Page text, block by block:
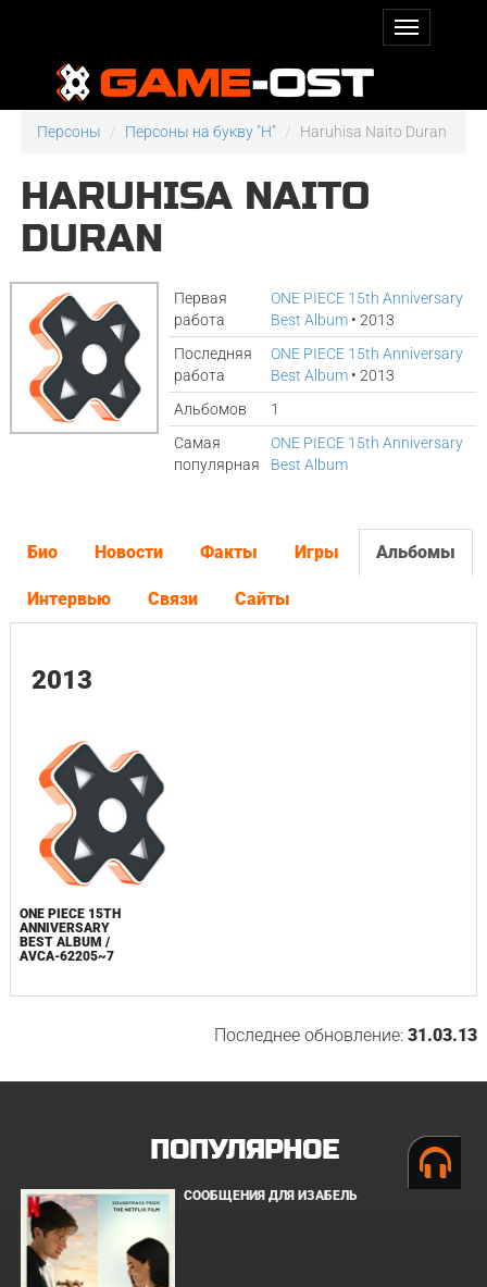
Персоны Персоны на букву "H" Haruhisa Naito Duran
HARUHISA NAITO
DURAN
Первая
работа
ONE PIECE 15th Anniversary
Best Album • 2013
Последняя
работа
ONE PIECE 15th Anniversary
Best Album • 2013
Альбомов
1
Самая
популярная
ONE PIECE 15th Anniversary
Best Album
Био Новости Факты Игры Альбомы
Интервью Связи Сайты
2013
ONE PIECE 15TH
ANNIVERSARY
BEST ALBUM /
AVCA-62205~7
Последнее обновление:31.03.13
ПОПУЛЯРНОЕ
СООБЩЕНИЯ ДЛЯ ИЗАБЕЛЬ